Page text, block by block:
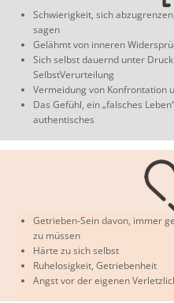
Schwierigkeit, sich
sagen
Gelähmt von inneren
Sich selbst dauernd unter
SelbstVerurteilung
Vermeidung von Konfrontation
Das Gefühl, ein „falsches
authentisches
Getrieben-Sein davon, immer
zu müssen
Härte zu sich selbst
Ruhelosigkeit, Getriebenheit
Angst vor der eigenen